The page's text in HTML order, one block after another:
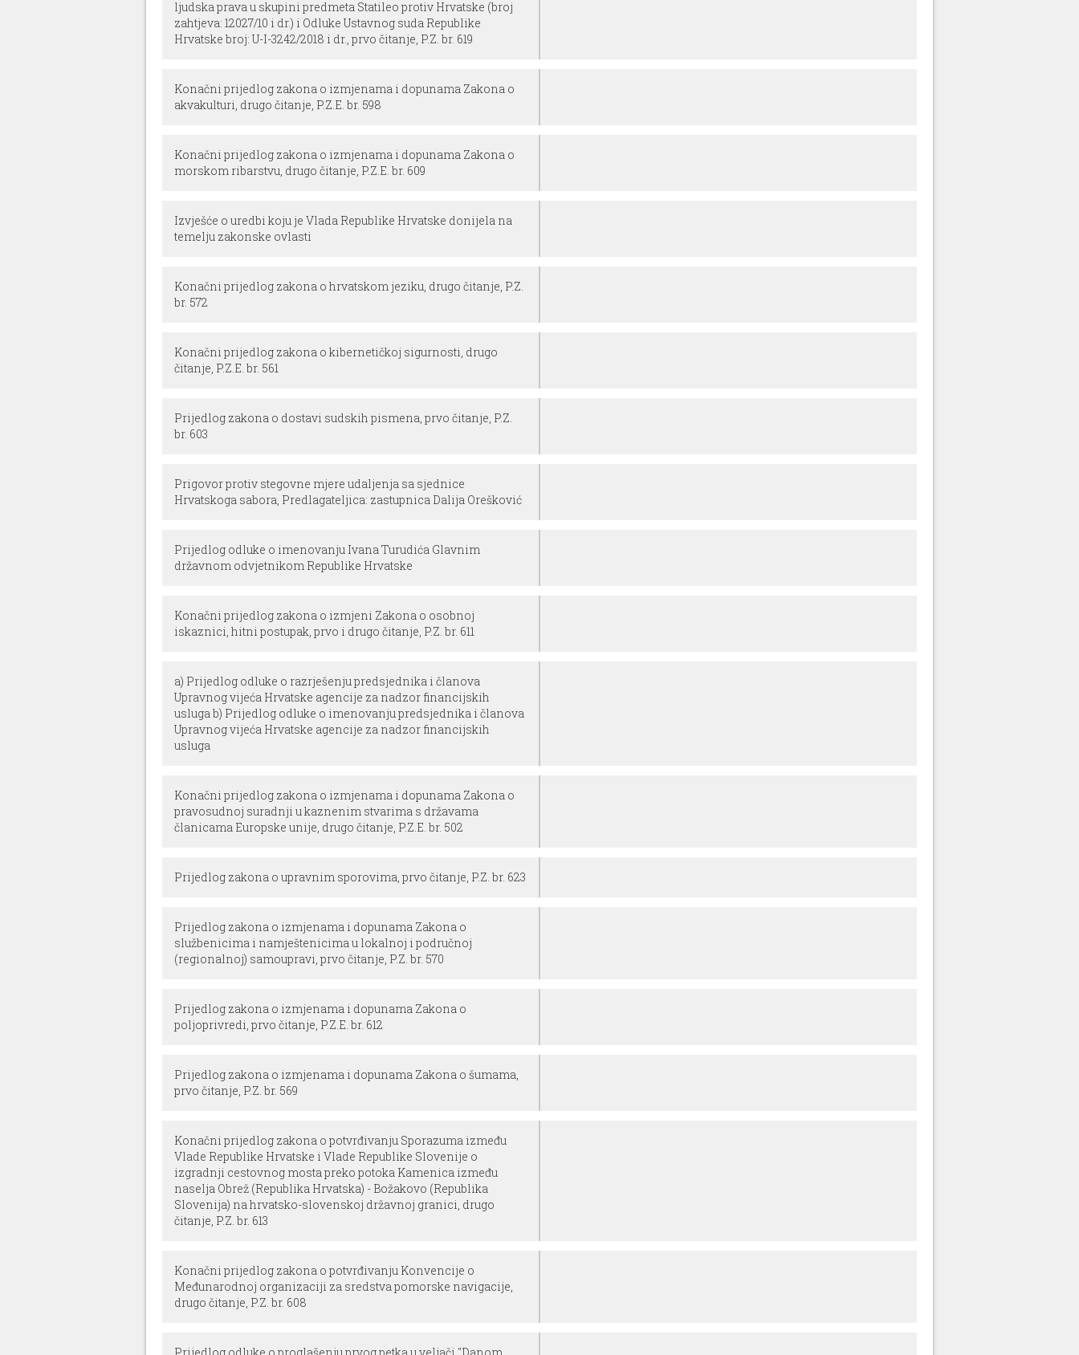
ljudska prava u skupini predmeta Statileo protiv Hrvatske (broj
zahtjeva: 12027/10 i dr.) i Odluke Ustavnog suda Republike
Hrvatske broj: U-I-3242/2018 i dr., prvo čitanje, P.Z. br. 619
Konačni prijedlog zakona o izmjenama i dopunama Zakona o
akvakulturi, drugo čitanje, P.Z.E. br. 598
Konačni prijedlog zakona o izmjenama i dopunama Zakona o
morskom ribarstvu, drugo čitanje, P.Z.E. br. 609
Izvješće o uredbi koju je Vlada Republike Hrvatske donijela na
temelju zakonske ovlasti
Konačni prijedlog zakona o hrvatskom jeziku, drugo čitanje, P.Z.
br. 572
Konačni prijedlog zakona o kibernetičkoj sigurnosti, drugo
čitanje, P.Z.E. br. 561
Prijedlog zakona o dostavi sudskih pismena, prvo čitanje, P.Z.
br. 603
Prigovor protiv stegovne mjere udaljenja sa sjednice
Hrvatskoga sabora, Predlagateljica: zastupnica Dalija Orešković
Prijedlog odluke o imenovanju Ivana Turudića Glavnim
državnom odvjetnikom Republike Hrvatske
Konačni prijedlog zakona o izmjeni Zakona o osobnoj
iskaznici, hitni postupak, prvo i drugo čitanje, P.Z. br. 611
a) Prijedlog odluke o razrješenju predsjednika i članova
Upravnog vijeća Hrvatske agencije za nadzor financijskih
usluga b) Prijedlog odluke o imenovanju predsjednika i članova
Upravnog vijeća Hrvatske agencije za nadzor financijskih
usluga
Konačni prijedlog zakona o izmjenama i dopunama Zakona o
pravosudnoj suradnji u kaznenim stvarima s državama
članicama Europske unije, drugo čitanje, P.Z.E. br. 502
Prijedlog zakona o upravnim sporovima, prvo čitanje, P.Z. br. 623
Prijedlog zakona o izmjenama i dopunama Zakona o
službenicima i namještenicima u lokalnoj i područnoj
(regionalnoj) samoupravi, prvo čitanje, P.Z. br. 570
Prijedlog zakona o izmjenama i dopunama Zakona o
poljoprivredi, prvo čitanje, P.Z.E. br. 612
Prijedlog zakona o izmjenama i dopunama Zakona o šumama,
prvo čitanje, P.Z. br. 569
Konačni prijedlog zakona o potvrđivanju Sporazuma između
Vlade Republike Hrvatske i Vlade Republike Slovenije o
izgradnji cestovnog mosta preko potoka Kamenica između
naselja Obrež (Republika Hrvatska) - Božakovo (Republika
Slovenija) na hrvatsko-slovenskoj državnoj granici, drugo
čitanje, P.Z. br. 613
Konačni prijedlog zakona o potvrđivanju Konvencije o
Međunarodnoj organizaciji za sredstva pomorske navigacije,
drugo čitanje, P.Z. br. 608